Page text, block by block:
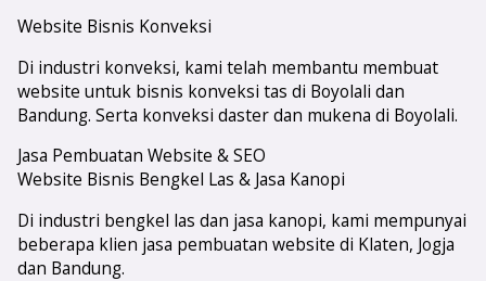
Website Bisnis Konveksi
Di industri konveksi, kami telah membantu membuat
website untuk bisnis konveksi tas di Boyolali dan
Bandung. Serta konveksi daster dan mukena di Boyolali.
Jasa Pembuatan Website & SEO
Website Bisnis Bengkel Las & Jasa Kanopi
Di industri bengkel las dan jasa kanopi, kami mempunyai
beberapa klien jasa pembuatan website di Klaten, Jogja
dan Bandung.